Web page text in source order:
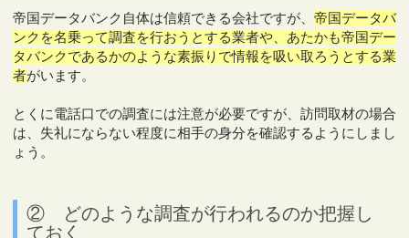
帝国データバンク自体は信頼できる会社ですが、 帝国データバ
ンクを名乗って調査を行おうとする業者や、あたかも帝国デー
タバンクであるかのような素振りで情報を吸い取ろうとする業
者がいます。
とくに電話口での調査には注意が必要ですが、訪問取材の場合
は、失礼にならない程度に相手の身分を確認するようにしまし
ょう。
② どのような調査が行われるのか把握し
ておく